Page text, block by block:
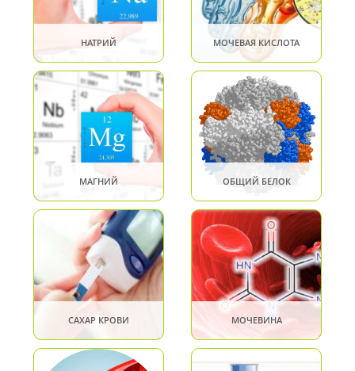
НАТРИЙ МОЧЕВАЯ КИСЛОТА
МАГНИЙ ОБЩИЙ БЕЛОК
САХАР КРОВИ МОЧЕВИНА